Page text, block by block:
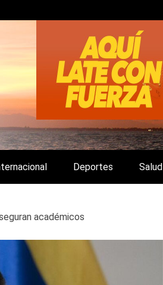
GENERAL.
Deportes Salud
académicos